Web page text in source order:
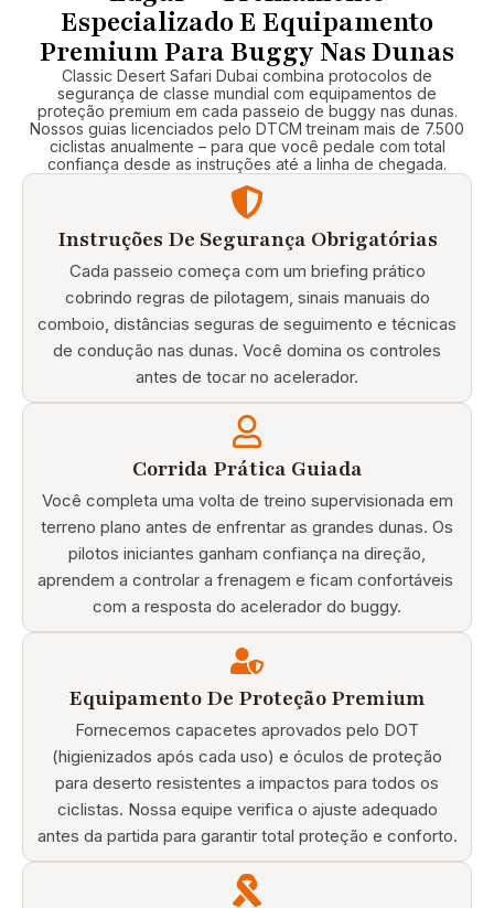
incrível com minha
família, e não
poderia ter pedido
um guia melhor
Amor do Canadá
Especializado E Equipamento
Premium Para Buggy Nas Dunas
Classic Desert Safari Dubai combina protocolos de
segurança de classe mundial com equipamentos de
proteção premium em cada passeio de buggy nas dunas.
Nossos guias licenciados pelo DTCM treinam mais de 7.500
ciclistas anualmente – para que você pedale com total
confiança desde as instruções até a linha de chegada.
Instruções De Segurança Obrigatórias
Cada passeio começa com um briefing prático
cobrindo regras de pilotagem, sinais manuais do
comboio, distâncias seguras de seguimento e técnicas
de condução nas dunas. Você domina os controles
antes de tocar no acelerador.
Corrida Prática Guiada
Você completa uma volta de treino supervisionada em
terreno plano antes de enfrentar as grandes dunas. Os
pilotos iniciantes ganham confiança na direção,
aprendem a controlar a frenagem e ficam confortáveis ​​
com a resposta do acelerador do buggy.
Equipamento De Proteção Premium
Fornecemos capacetes aprovados pelo DOT
(higienizados após cada uso) e óculos de proteção
para deserto resistentes a impactos para todos os
ciclistas. Nossa equipe verifica o ajuste adequado
antes da partida para garantir total proteção e conforto.